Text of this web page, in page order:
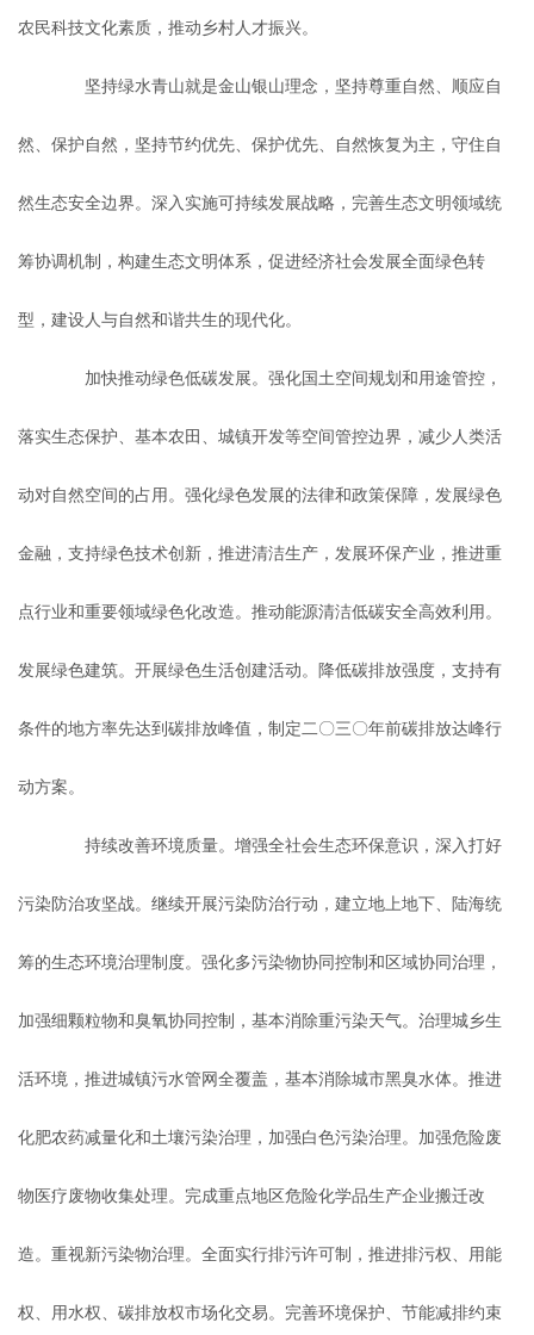
农民科技文化素质，推动乡村人才振兴。
坚持绿水青山就是金山银山理念，坚持尊重自然、顺应自
然、保护自然，坚持节约优先、保护优先、自然恢复为主，守住自
然生态安全边界。深入实施可持续发展战略，完善生态文明领域统
筹协调机制，构建生态文明体系，促进经济社会发展全面绿色转
型，建设人与自然和谐共生的现代化。
加快推动绿色低碳发展。强化国土空间规划和用途管控，
落实生态保护、基本农田、城镇开发等空间管控边界，减少人类活
动对自然空间的占用。强化绿色发展的法律和政策保障，发展绿色
金融，支持绿色技术创新，推进清洁生产，发展环保产业，推进重
点行业和重要领域绿色化改造。推动能源清洁低碳安全高效利用。
发展绿色建筑。开展绿色生活创建活动。降低碳排放强度，支持有
条件的地方率先达到碳排放峰值，制定二〇三〇年前碳排放达峰行
动方案。
持续改善环境质量。增强全社会生态环保意识，深入打好
污染防治攻坚战。继续开展污染防治行动，建立地上地下、陆海统
筹的生态环境治理制度。强化多污染物协同控制和区域协同治理，
加强细颗粒物和臭氧协同控制，基本消除重污染天气。治理城乡生
活环境，推进城镇污水管网全覆盖，基本消除城市黑臭水体。推进
化肥农药减量化和土壤污染治理，加强白色污染治理。加强危险废
物医疗废物收集处理。完成重点地区危险化学品生产企业搬迁改
造。重视新污染物治理。全面实行排污许可制，推进排污权、用能
权、用水权、碳排放权市场化交易。完善环境保护、节能减排约束